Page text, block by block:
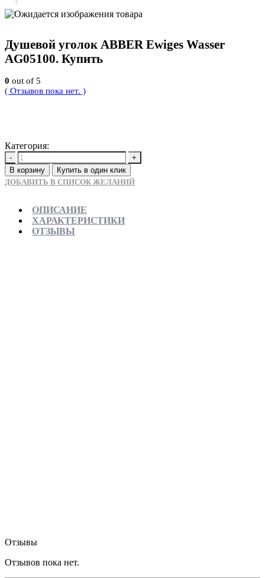
Душевой уголок ABBER Ewiges Wasser
AG05100. Купить
0 out of 5
( Отзывов пока нет. )
Категория:
-
+
В корзину
Купить в один клик
ДОБАВИТЬ В СПИСОК ЖЕЛАНИЙ
ОПИСАНИЕ
ХАРАКТЕРИСТИКИ
ОТЗЫВЫ
Отзывы
Отзывов пока нет.